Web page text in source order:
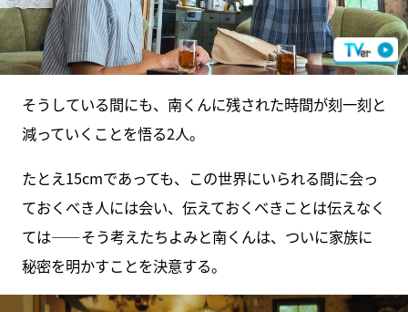
そうしている間にも、南くんに残された時間が刻一刻と
減っていくことを悟る2人。
たとえ15cmであっても、この世界にいられる間に会っ
ておくべき人には会い、伝えておくべきことは伝えなく
ては――そう考えたちよみと南くんは、ついに家族に
秘密を明かすことを決意する。